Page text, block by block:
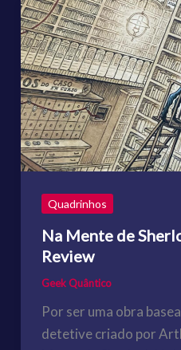
Quadrinhos
Na Mente de
Review
Geek Quântico
Por ser uma obra
detetive criado por